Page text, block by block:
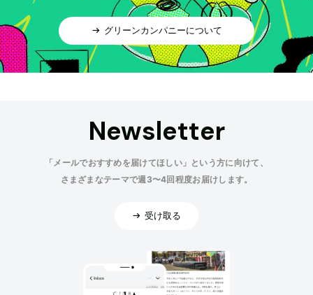
グリーンカンパニーについて
Newsletter
「メールでおすすめを届けてほしい」という方に向けて、
さまざまなテーマで週3〜4回程度お届けします。
受け取る